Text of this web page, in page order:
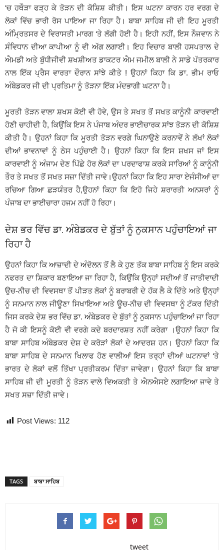
‘ਚ ਹਥੌੜਾ ਫੜ੍ਹ ਕੇ ਤੋੜਨ ਦੀ ਕੋਸ਼ਿਸ਼ ਕੀਤੀ। ਇਸ ਘਟਨਾ ਕਾਰਨ ਹਰ ਵਰਗ ਦੇ
ਲੋਕਾਂ ਵਿੱਚ ਭਾਰੀ ਰੋਸ ਪਾਇਆ ਜਾ ਰਿਹਾ ਹੈ। ਬਾਬਾ ਸਾਹਿਬ ਜੀ ਦੀ ਇਹ ਮੂਰਤੀ
ਅੰਮ੍ਰਿਤਸਰ ਦੇ ਵਿਰਾਸਤੀ ਮਾਰਗ ‘ਤੇ ਲੱਗੀ ਹੋਈ ਹੈ। ਇਹੀ ਨਹੀਂ, ਇਸ ਨੌਜਵਾਨ ਨੇ
ਸੰਵਿਧਾਨ ਦੀਆ ਕਾਪੀਆ ਨੂੰ ਵੀ ਅੱਗ ਲਗਾਈ। ਇਹ ਵਿਚਾਰ ਬਾਲੀ ਹਸਪਤਾਲ ਦੇ
ਐਮਡੀ ਅਤੇ ਬੁੱਧੀਜੀਵੀ ਸ਼ਖਸ਼ੀਅਤ ਡਾਕਟਰ ਐਮ ਜਮੀਲ ਬਾਲੀ ਨੇ ਸਾਡੇ ਪੱਤਰਕਾਰ
ਨਾਲ ਇੱਕ ਪ੍ਰੈਸ ਵਾਰਤਾ ਦੌਰਾਨ ਸਾਂਝੇ ਕੀਤੇ ! ਉਹਨਾਂ ਕਿਹਾ ਕਿ ਡਾ. ਭੀਮ ਰਾਓ
ਅੰਬੇਡਕਰ ਜੀ ਦੀ ਪ੍ਰਤਿਮਾ ਨੂੰ ਤੋੜਨਾ ਇੱਕ ਮੰਦਭਾਗੀ ਘਟਨਾ ਹੈ।
ਮੂਰਤੀ ਤੋੜਨ ਵਾਲਾ ਸ਼ਖਸ ਕੋਈ ਵੀ ਹੋਵੇ, ਉਸ ਤੇ ਸਖਤ ਤੋਂ ਸਖਤ ਕਾਨੂੰਨੀ ਕਾਰਵਾਈ
ਹੋਣੀ ਚਾਹੀਦੀ ਹੈ, ਕਿਉਂਕਿ ਇਸ ਨੇ ਪੰਜਾਬ ਅੰਦਰ ਭਾਈਚਾਰਕ ਸਾਂਝ ਤੋੜਨ ਦੀ ਕੋਸ਼ਿਸ਼
ਕੀਤੀ ਹੈ। ਉਹਨਾਂ ਕਿਹਾ ਕਿ ਮੂਰਤੀ ਤੋੜਨ ਵਰਗੇ ਘਿਨਾਉਣੇ ਕਰਨਾਵੇਂ ਨੇ ਲੱਖਾਂ ਲੋਕਾਂ
ਦੀਆਂ ਭਾਵਨਾਵਾਂ ਨੂੰ ਠੇਸ ਪਹੁੰਚਾਈ ਹੈ। ਉਹਨਾਂ ਕਿਹਾ ਕਿ ਇਸ ਸ਼ਖਸ ਜਾਂ ਇਸ
ਕਾਰਵਾਈ ਨੂੰ ਅੰਜਾਮ ਦੇਣ ਪਿੱਛੇ ਹੋਰ ਲੋਕਾਂ ਦਾ ਪਰਦਾਫਾਸ਼ ਕਰਕੇ ਸਾਰਿਆਂ ਨੂੰ ਕਾਨੂੰਨੀ
ਤੌਰ ਤੇ ਸਖਤ ਤੋਂ ਸਖਤ ਸਜ਼ਾ ਦਿੱਤੀ ਜਾਵੇ।ਉਹਨਾਂ ਕਿਹਾ ਕਿ ਇਹ ਸਾਰਾ ਏਜੰਸੀਆਂ ਦਾ
ਰਚਿਆ ਗਿਆ ਛੜਯੰਤਰ ਹੈ,ਉਹਨਾਂ ਕਿਹਾ ਕਿ ਇਹੋ ਜਿਹੇ ਸ਼ਰਾਰਤੀ ਅਨਸਰਾਂ ਨੂੰ
ਪੰਜਾਬ ਦਾ ਭਾਈਚਾਰਾ ਹਜਮ ਨਹੀਂ ਹੋ ਰਿਹਾ।
ਦੇਸ਼ ਭਰ ਵਿੱਚ ਡਾ. ਅੰਬੇਡਕਰ ਦੇ ਬੁੱਤਾਂ ਨੂੰ ਨੁਕਸਾਨ ਪਹੁੰਚਾਇਆਂ ਜਾ
ਰਿਹਾ ਹੈ
ਉਹਨਾਂ ਕਿਹਾ ਕਿ ਆਜ਼ਾਦੀ ਦੇ ਅੰਦੋਲਨ ਤੋਂ ਲੈ ਕੇ ਹੁਣ ਤੱਕ ਬਾਬਾ ਸਾਹਿਬ ਨੂੰ ਇਸ ਕਰਕੇ
ਨਫਰਤ ਦਾ ਸ਼ਿਕਾਰ ਬਣਾਇਆ ਜਾ ਰਿਹਾ ਹੈ, ਕਿਉਂਕਿ ਉਨ੍ਹਾਂ ਸਦੀਆਂ ਤੋਂ ਜਾਤੀਵਾਦੀ
ਉਚ-ਨੀਚ ਦੀ ਵਿਵਸਥਾ ਤੋਂ ਪੀੜਤ ਲੋਕਾਂ ਨੂੰ ਬਰਾਬਰੀ ਦੇ ਹੱਕ ਲੈ ਕੇ ਦਿੱਤੇ ਅਤੇ ਉਨ੍ਹਾਂ
ਨੂੰ ਸਨਮਾਨ ਨਾਲ ਜੀਊਣਾ ਸਿਖਾਇਆ ਅਤੇ ਊਚ-ਨੀਚ ਦੀ ਵਿਵਸਥਾ ਨੂੰ ਟੱਕਰ ਦਿੱਤੀ
ਜਿਸ ਕਰਕੇ ਦੇਸ਼ ਭਰ ਵਿੱਚ ਡਾ. ਅੰਬੇਡਕਰ ਦੇ ਬੁੱਤਾਂ ਨੂੰ ਨੁਕਸਾਨ ਪਹੁੰਚਾਇਆਂ ਜਾ ਰਿਹਾ
ਹੈ ਜੋ ਕੀ ਇਸਨੂੰ ਕੋਈ ਵੀ ਵਰਗੇ ਕਦੇ ਬਰਦਾਰਸ਼ਤ ਨਹੀਂ ਕਰੇਗਾ ।ਉਹਨਾਂ ਕਿਹਾ ਕਿ
ਬਾਬਾ ਸਾਹਿਬ ਅੰਬੇਡਕਰ ਦੇਸ਼ ਦੇ ਕਰੋੜਾਂ ਲੋਕਾਂ ਦੇ ਆਦਰਸ਼ ਹਨ। ਉਹਨਾਂ ਕਿਹਾ ਕਿ
ਬਾਬਾ ਸਾਹਿਬ ਦੇ ਸਨਮਾਨ ਖਿਲਾਫ ਹੋਣ ਵਾਲੀਆਂ ਇਸ ਤਰ੍ਹਾਂ ਦੀਆਂ ਘਟਨਾਵਾਂ ‘ਤੇ
ਭਾਰਤ ਦੇ ਲੋਕਾਂ ਵਲੋਂ ਤਿੱਖਾ ਪ੍ਰਤੀਕਰਮ ਦਿੱਤਾ ਜਾਵੇਗਾ। ਉਹਨਾਂ ਕਿਹਾ ਕਿ ਬਾਬਾ
ਸਾਹਿਬ ਜੀ ਦੀ ਮੂਰਤੀ ਨੂੰ ਤੋੜਨ ਵਾਲੇ ਵਿਅਕਤੀ ਤੇ ਐਨਐਸਏ ਲਗਾਇਆ ਜਾਵੇ ਤੇ
ਸਖਤ ਸਜ਼ਾ ਦਿੱਤੀ ਜਾਵੇ।
Post Views: 112
TAGS ਬਾਬਾ ਸਾਹਿਬ
tweet